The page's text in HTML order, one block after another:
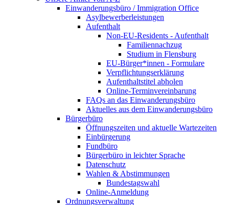
Einwanderungsbüro / Immigration Office
Asylbewerberleistungen
Aufenthalt
Non-EU-Residents - Aufenthalt
Familiennachzug
Studium in Flensburg
EU-Bürger*innen - Formulare
Verpflichtungserklärung
Aufenthaltstitel abholen
Online-Terminvereinbarung
FAQs an das Einwanderungsbüro
Aktuelles aus dem Einwanderungsbüro
Bürgerbüro
Öffnungszeiten und aktuelle Wartezeiten
Einbürgerung
Fundbüro
Bürgerbüro in leichter Sprache
Datenschutz
Wahlen & Abstimmungen
Bundestagswahl
Online-Anmeldung
Ordnungsverwaltung